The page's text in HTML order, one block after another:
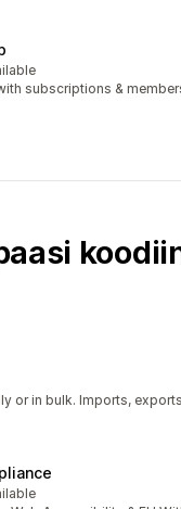
subscriptions &
or in bulk. Imports,